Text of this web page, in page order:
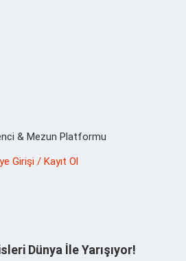
& Mezun Platformu
Girişi / Kayıt Ol
Dünya İle Yarışıyor!